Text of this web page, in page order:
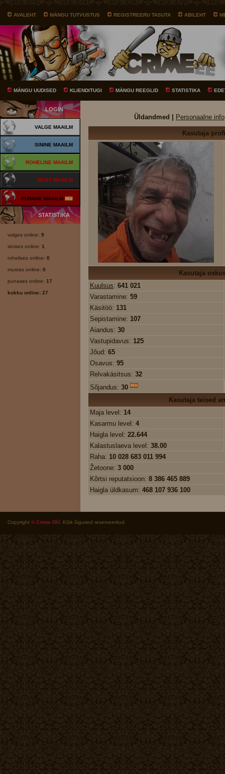
AVALEHT MÄNGU TUTVUSTUS REGISTREERU TASUTA ABILEHT
MÄNGU UUDISED KLIENDITUGI MÄNGU REEGLID STATISTIKA
LOGIN
VALGE MAAILM
SININE MAAILM
ROHELINE MAAILM
MUST MAAILM
PUNANE MAAILM
STATISTIKA
valges online: 9
sinises online: 1
rohelises online: 0
mustas online: 0
punases online: 17
kokku online: 27
Üldandmed | Personaalne info
Kasutaja
Kasutaja
Kuulsus: 641 021
Varastamine: 59
Käsitöö: 131
Sepistamine: 107
Aiandus: 30
Vastupidavus: 125
Jõud: 65
Osavus: 95
Relvakäsitsus: 32
Sõjandus: 30
Kasutaja teised
Maja level: 14
Kasarmu level: 4
Haigla level: 22.644
Kalastuslaeva level: 38.00
Raha: 10 028 683 011 994
Žetoone: 3 000
Kõrtsi reputatsioon: 8 386 465 889
Haigla üldkasum: 468 107 936 100
Copyright © Crime OÜ . Kõik õigused reserveeritud.